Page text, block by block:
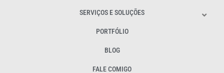
SERVIÇOS E SOLUÇÕES
PORTFÓLIO
BLOG
FALE COMIGO